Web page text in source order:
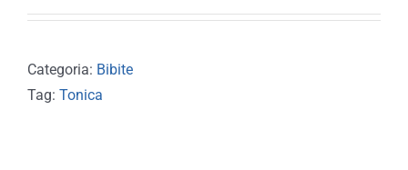
Categoria: Bibite
Tag: Tonica